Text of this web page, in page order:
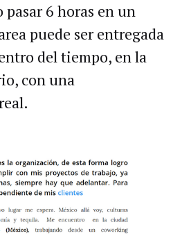
pasar 6 horas en un
puede ser entregada
del tiempo, en la
con una